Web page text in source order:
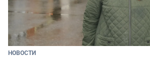
НОВОСТИ